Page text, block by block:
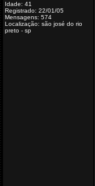
Idade: 41
Registrado: 22/01/05
Mensagens: 574
Localização: são josé do rio
preto - sp